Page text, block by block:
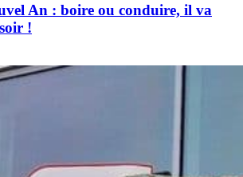
An : boire ou conduire, il va
!